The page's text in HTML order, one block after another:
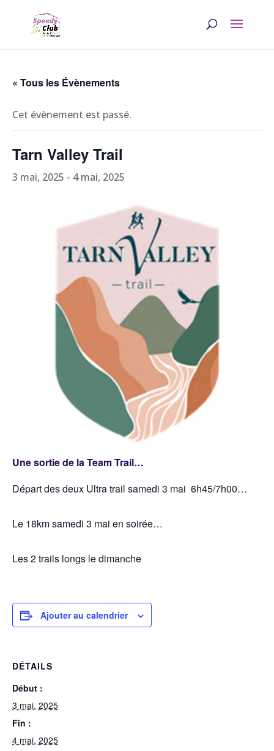
« Tous les Évènements
Cet évènement est passé.
Tarn Valley Trail
3 mai, 2025 - 4 mai, 2025
Une sortie de la Team Trail…
Départ des deux Ultra trail samedi 3 mai 6h45/7h00…
Le 18km samedi 3 mai en soirée…
Les 2 trails longs le dimanche
Ajouter au calendrier
DÉTAILS
Début :
3 mai, 2025
Fin :
4 mai, 2025